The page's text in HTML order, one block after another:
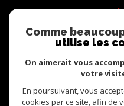
Comme
utilise les
On aimerait vous
votre
En poursuivant, vous
cookies par ce site, afin de